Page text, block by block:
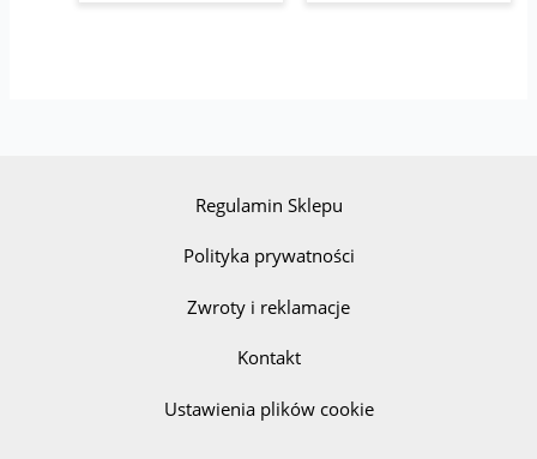
Regulamin Sklepu
Polityka prywatności
Zwroty i reklamacje
Kontakt
Ustawienia plików cookie